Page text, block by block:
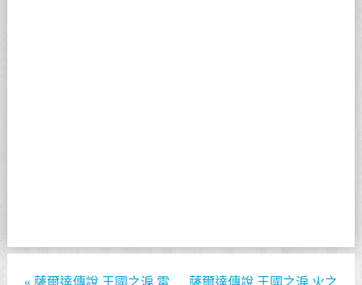
« 薩爾達傳說 王國之淚 雷
薩爾達傳說 王國之淚 火之